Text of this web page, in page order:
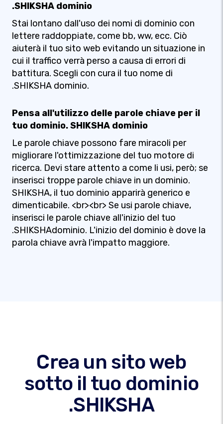
.SHIKSHA dominio
Stai lontano dall'uso dei nomi di dominio con
lettere raddoppiate, come bb, ww, ecc. Ciò
aiuterà il tuo sito web evitando un situazione in
cui il traffico verrà perso a causa di errori di
battitura. Scegli con cura il tuo nome di
.SHIKSHA dominio.
Pensa all'utilizzo delle parole chiave per il
tuo dominio. SHIKSHA dominio
Le parole chiave possono fare miracoli per
migliorare l'ottimizzazione del tuo motore di
ricerca. Devi stare attento a come li usi, però; se
inserisci troppe parole chiave in un dominio.
SHIKSHA, il tuo dominio apparirà generico e
dimenticabile. <br><br> Se usi parole chiave,
inserisci le parole chiave all'inizio del tuo
.SHIKSHAdominio. L'inizio del dominio è dove la
parola chiave avrà l'impatto maggiore.
Crea un sito web
sotto il tuo dominio
.SHIKSHA